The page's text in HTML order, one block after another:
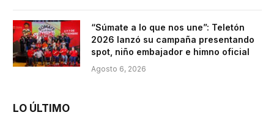
“Súmate a lo que nos une”: Teletón
2026 lanzó su campaña presentando
spot, niño embajador e himno oficial
Agosto 6, 2026
LO ÚLTIMO